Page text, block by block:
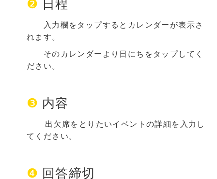
❷ 日程
入力欄をタップするとカレンダーが表示さ
れます。
そのカレンダーより日にちをタップしてく
ださい。
❸ 内容
出欠席をとりたいイベントの詳細を入力し
てください。
❹ 回答締切